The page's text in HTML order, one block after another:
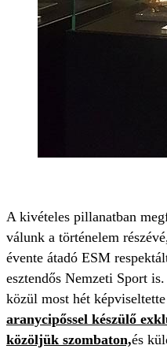
A kivételes pillanatban
válunk a történelem
évente átadó ESM
esztendős Nemzeti Sport
közül most hét
aranycipőssel készülő
közöljük szombaton,és